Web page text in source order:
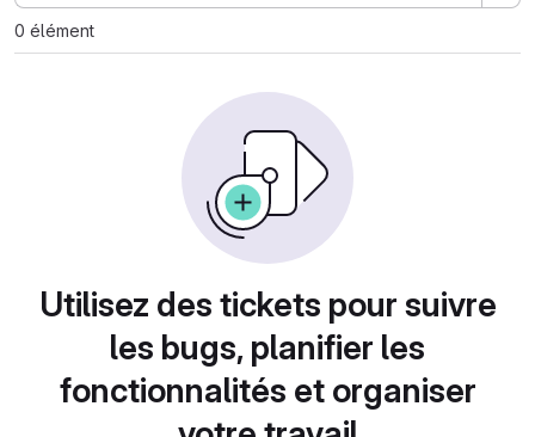
0 élément
Utilisez des tickets pour suivre
les bugs, planifier les
fonctionnalités et organiser